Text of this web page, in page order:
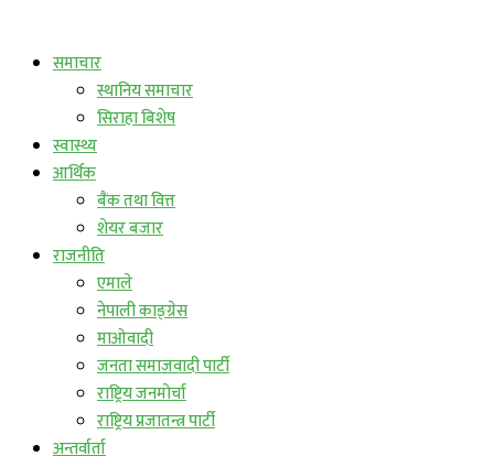
समाचार
स्थानिय समाचार
सिराहा बिशेष
स्वास्थ्य
आर्थिक
बैंक तथा वित्त
शेयर बजार
राजनीति
एमाले
नेपाली काङ्ग्रेस
माओवादी
जनता समाजवादी पार्टी
राष्ट्रिय जनमोर्चा
राष्ट्रिय प्रजातन्त्र पार्टी
अन्तर्वार्ता